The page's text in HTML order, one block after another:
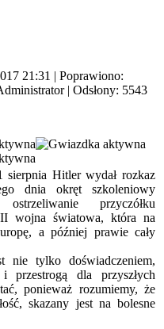
21:31 | Poprawiono:
| Odsłony: 5543
sierpnia Hitler wydał rozkaz
dnia okręt szkoleniowy
ostrzeliwanie przyczółku
II wojna światowa, która na
a później prawie cały
tylko doświadczeniem,
przestrogą dla przyszłych
ponieważ rozumiemy, że
skazany jest na bolesne